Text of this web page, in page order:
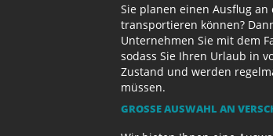
Sie planen einen Ausflug
transportieren können?
Unternehmen Sie mit dem
sodass Sie Ihren Urlaub in
Zustand und werden
müssen.
GROSSE AUSWAHL AN